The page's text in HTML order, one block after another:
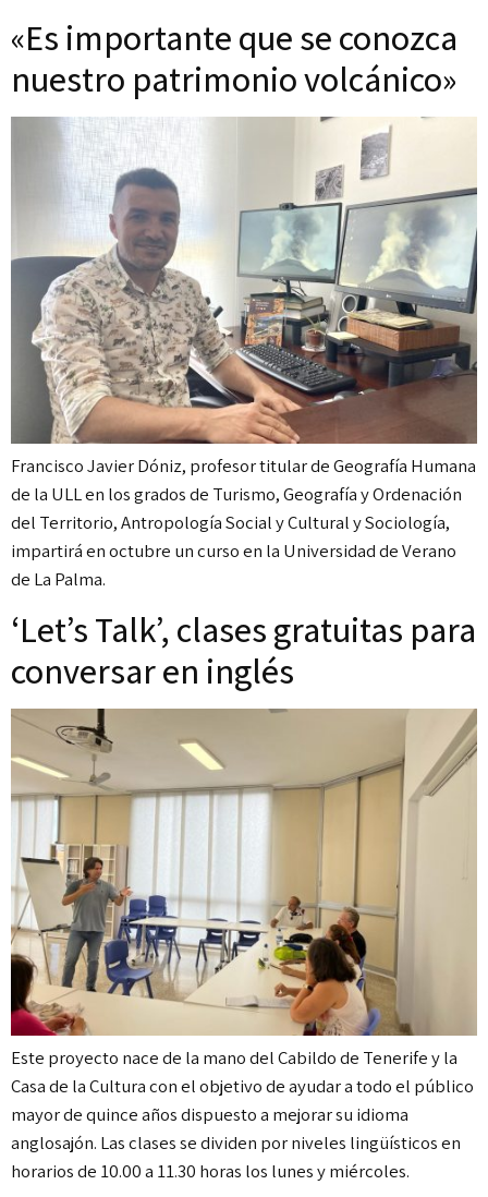
«Es importante que se conozca
nuestro patrimonio volcánico»
Francisco Javier Dóniz, profesor titular de Geografía Humana
de la ULL en los grados de Turismo, Geografía y Ordenación
del Territorio, Antropología Social y Cultural y Sociología,
impartirá en octubre un curso en la Universidad de Verano
de La Palma.
‘Let’s Talk’, clases gratuitas para
conversar en inglés
Este proyecto nace de la mano del Cabildo de Tenerife y la
Casa de la Cultura con el objetivo de ayudar a todo el público
mayor de quince años dispuesto a mejorar su idioma
anglosajón. Las clases se dividen por niveles lingüísticos en
horarios de 10.00 a 11.30 horas los lunes y miércoles.